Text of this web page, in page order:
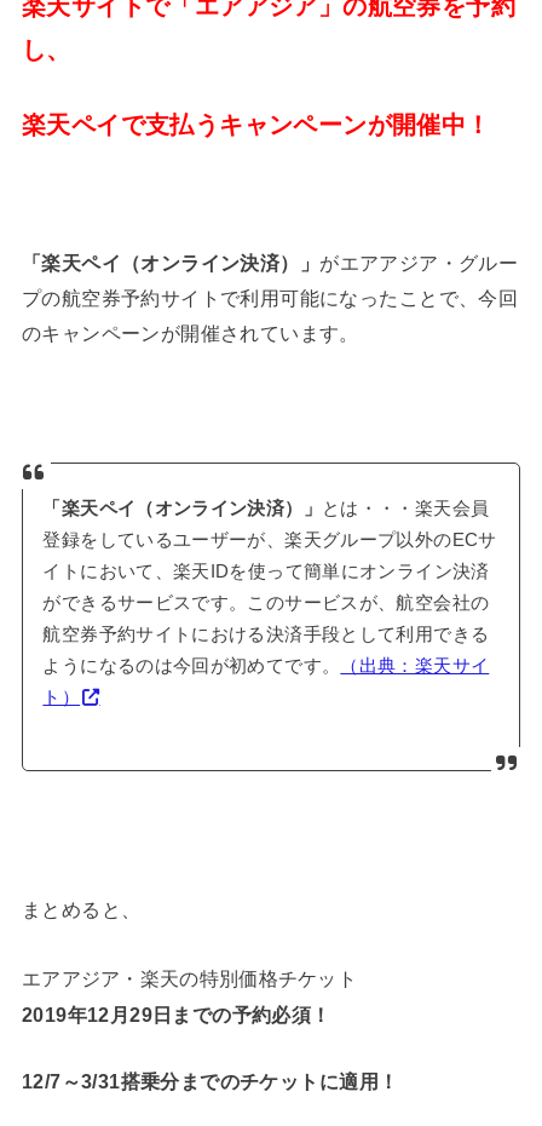
楽天サイトで「エアアジア」の航空券を予約
し、
楽天ペイで支払うキャンペーンが開催中！
「楽天ペイ（オンライン決済）」 がエアアジア・グルー
プの航空券予約サイトで利用可能になったことで、今回
のキャンペーンが開催されています。
「楽天ペイ（オンライン決済）」
とは・・・楽天会員
登録をしているユーザーが、楽天グループ以外のECサ
イトにおいて、楽天IDを使って簡単にオンライン決済
ができるサービスです。このサービスが、航空会社の
航空券予約サイトにおける決済手段として利用できる
ようになるのは今回が初めてです。
（出典：楽天サイ
ト）
まとめると、
エアアジア・楽天の特別価格チケット
2019年12月29日までの予約必須！
12/7～3/31搭乗分までのチケットに適用！